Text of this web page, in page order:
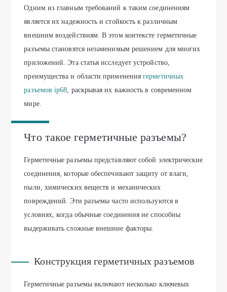
Одним из главным требований к таким соединениям
является их надежность и стойкость к различным
внешним воздействиям. В этом контексте герметичные
разъемы становятся незаменимым решением для многих
приложений. Эта статья исследует устройство,
преимущества и области применениягерметичных
разъемов ip68, раскрывая их важность в современном
мире.
Что такое герметичные разъемы?
Герметичные разъемы представляют собой электрические
соединения, которые обеспечивают защиту от влаги,
пыли, химических веществ и механических
повреждений. Эти разъемы часто используются в
условиях, когда обычные соединения не способны
выдерживать сложные внешние факторы.
Конструкция герметичных разъемов
Герметичные разъемы включают несколько ключевых